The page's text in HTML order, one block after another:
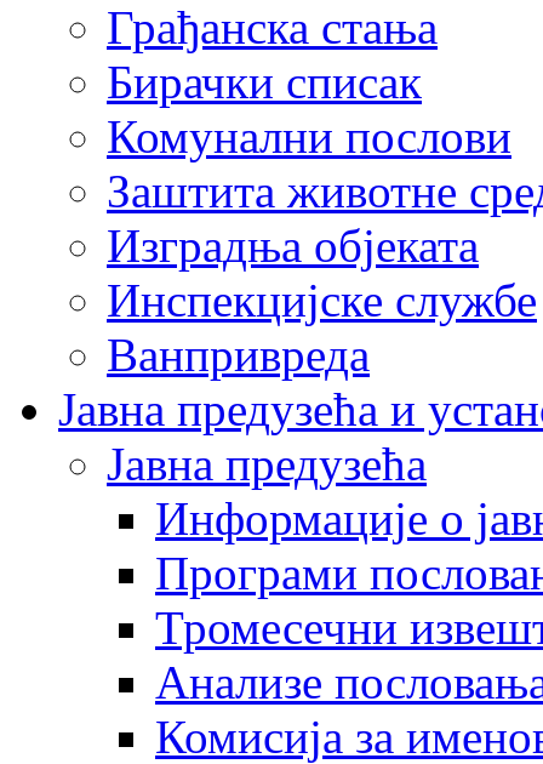
Грађанска стања
Бирачки списак
Комунални послови
Заштита животне
Изградња објеката
Инспекцијске службе
Ванпривреда
Јавна предузећа и
Јавна предузећа
Информације о
Програми
Тромесечни
Анализе
Комисија за